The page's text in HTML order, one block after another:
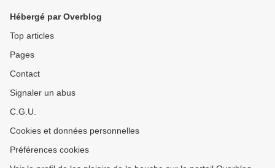
Hébergé par Overblog
Top articles
Pages
Contact
Signaler un abus
C.G.U.
Cookies et données personnelles
Préférences cookies